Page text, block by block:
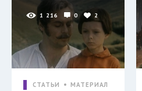
1 216 0 2
СТАТЬИ МАТЕРИАЛ